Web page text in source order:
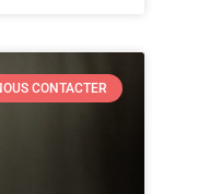
CONTACTER